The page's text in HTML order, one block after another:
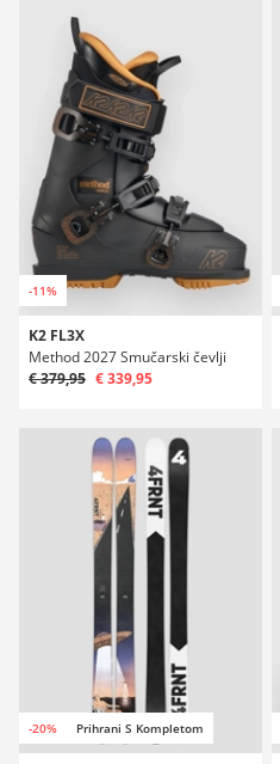
-11%
K2 FL3X
Method 2027 Smučarski čevlji
€ 379,95 € 339,95
-20% Prihrani S Kompletom